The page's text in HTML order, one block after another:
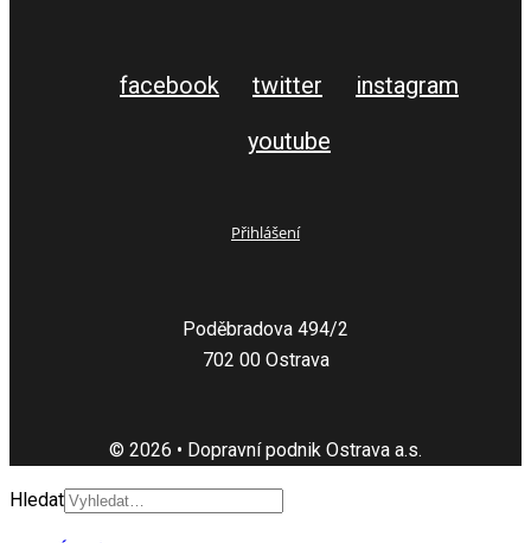
facebook twitter
instagram
youtube
Přihlášení
Poděbradova 494/2
702 00 Ostrava
© 2026 • Dopravní podnik Ostrava a.s.
Hledat